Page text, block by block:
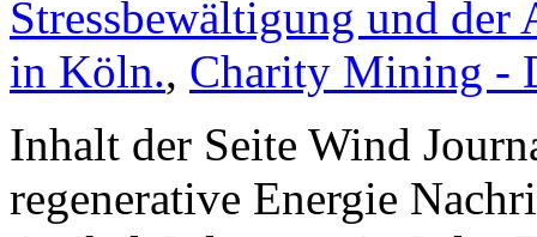
Stressbewältigung und
in Köln., Charity Mining -
Inhalt der Seite Wind
regenerative Energie